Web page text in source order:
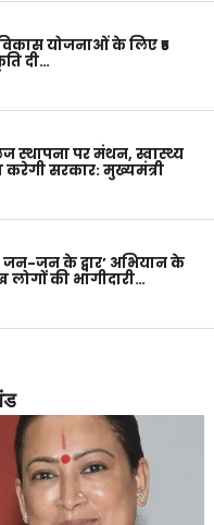
योजनाओं के लिए ₹5
दी…
स्थापना पर मंथन, स्वास्थ्य
सरकार: मुख्यमंत्री
जन के द्वार’ अभियान के
की भागीदारी…